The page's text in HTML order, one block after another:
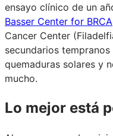
ensayo clínico de un
Basser Center for BRCA
Cancer Center
secundarios
quemaduras solares y
mucho.
Lo mejor está